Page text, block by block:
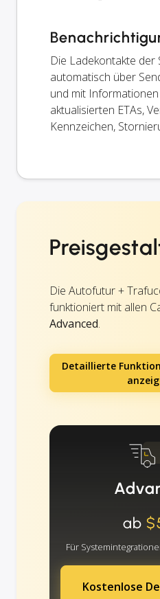
Die Ladekontakte der
automatisch über
und mit
aktualisierten ETAs,
Kennzeichen,
Die Autofutur +
funktioniert mit allen
Advanced.
Detaillierte
ab
Für
Kostenlose